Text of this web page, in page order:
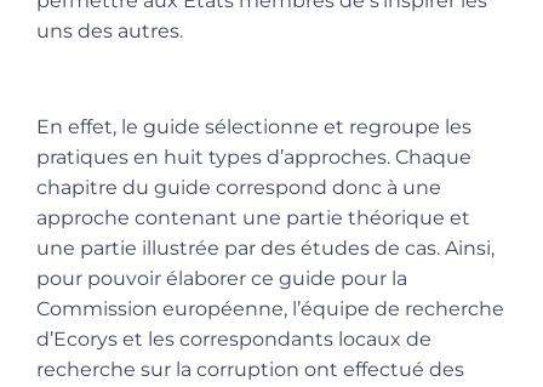
uns des autres.
En effet, le guide sélectionne et regroupe les
pratiques en huit types d’approches. Chaque
chapitre du guide correspond donc à une
approche contenant une partie théorique et
une partie illustrée par des études de cas. Ainsi,
pour pouvoir élaborer ce guide pour la
Commission européenne, l’équipe de recherche
d’Ecorys et les correspondants locaux de
recherche sur la corruption ont effectué des